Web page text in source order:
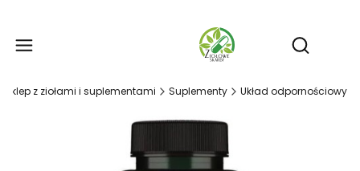
Otwórz
sklep z ziołami i suplementami Suplementy Układ odpornościowy